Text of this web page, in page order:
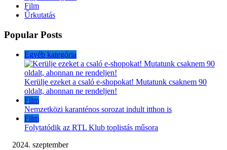
Film
Űrkutatás
Popular Posts
Egyéb kategória
Kerülje ezeket a csaló e-shopokat! Mutatunk csaknem 90
oldalt, ahonnan ne rendeljen!
Film
Nemzetközi karanténos sorozat indult itthon is
Film
Folytatódik az RTL Klub toplistás műsora
2024. szeptember